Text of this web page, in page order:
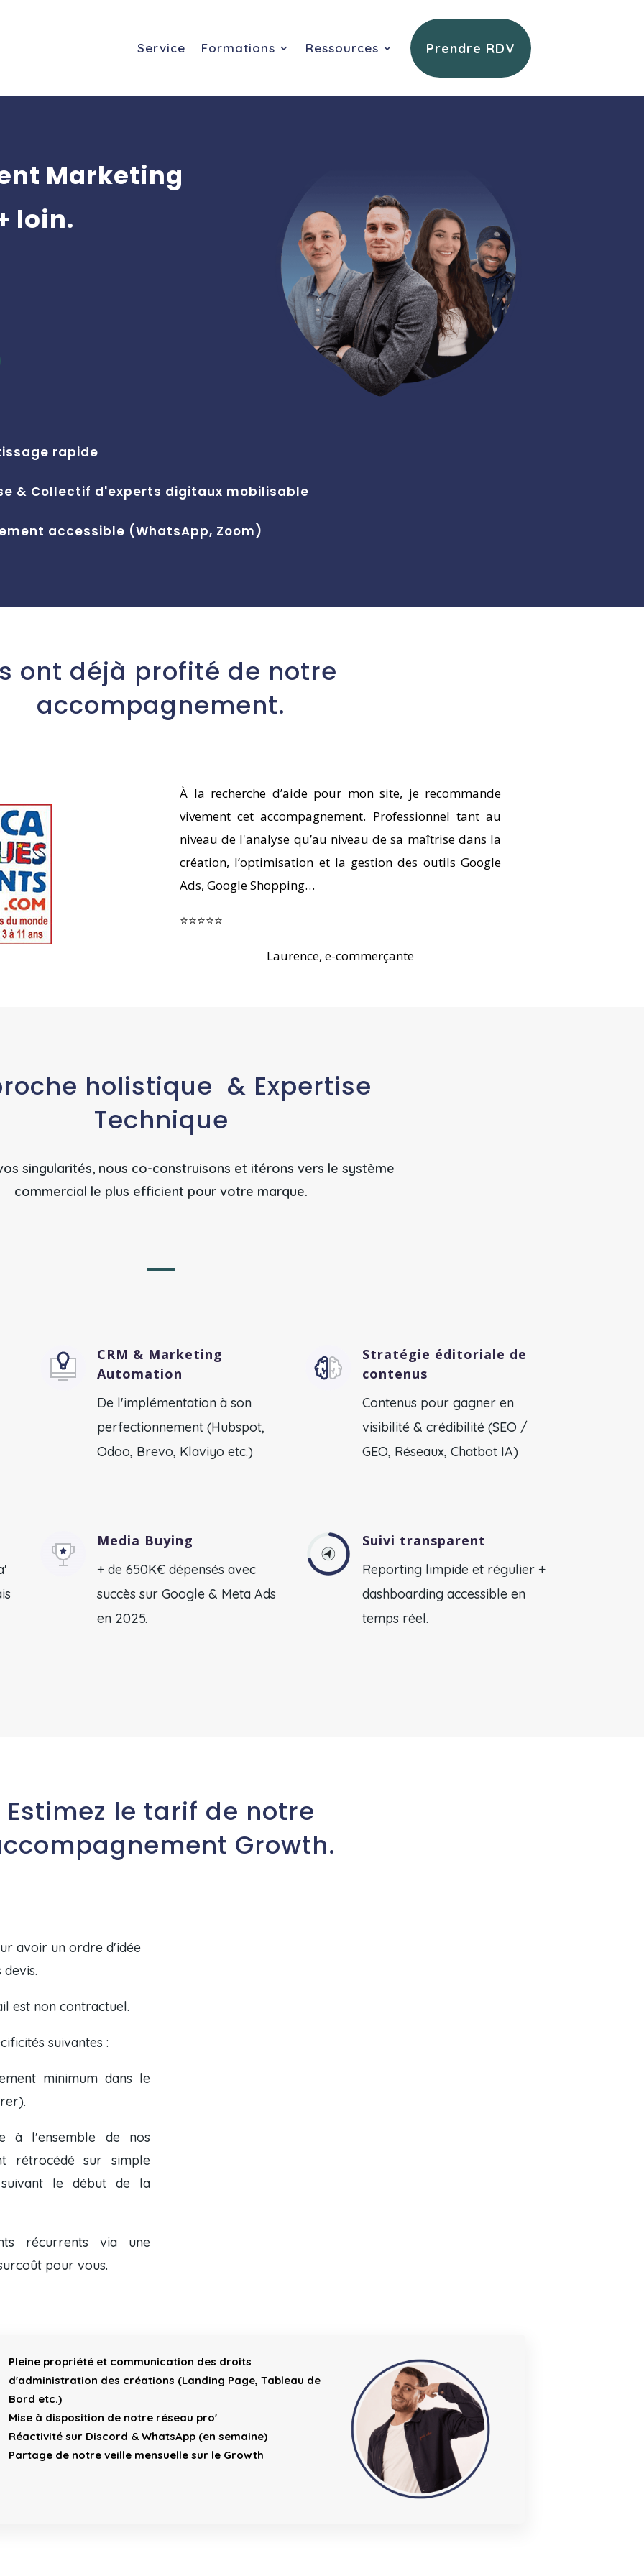
Service Formations Ressources Prendre RDV
Marketing
loin.
rapide
& Collectif d'experts digitaux mobilisable
accessible (WhatsApp, Zoom)
ont déjà profité de notre
accompagnement.
À la recherche d’aide pour mon site, je recommande
vivement cet accompagnement. Professionnel tant au
niveau de l'analyse qu’au niveau de sa maîtrise dans la
création, l’optimisation et la gestion des outils Google
Ads, Google Shopping…
⭐⭐⭐⭐⭐
Laurence, e-commerçante
holistique & Expertise
Technique
singularités, nous co-construisons et itérons vers le système
commercial le plus efficient pour votre marque.
CRM & Marketing
Automation
De l'implémentation à son
perfectionnement (Hubspot,
Odoo, Brevo, Klaviyo etc.)
Stratégie éditoriale de
contenus
Contenus pour gagner en
visibilité & crédibilité(SEO /
GEO, Réseaux, Chatbot IA)
Media Buying
+ de 650K€ dépensés avec
succès sur Google & Meta Ads
en 2025.
Suivi transparent
Reporting limpide et régulier +
dashboarding accessible en
temps réel.
Estimez le tarif de notre
Growth.
avoir un ordre d'idée
est non contractuel.
suivantes :
minimum dans le
.
à l'ensemble de nos
rétrocédésur simple
le début de la
récurrents via une
pour vous.
Pleine propriété et communication des droits
d'administration des créations (Landing Page, Tableau de
Bord etc.)
Mise à disposition de notre réseau pro'
Réactivité sur Discord & WhatsApp (en semaine)
Partage de notre veille mensuelle sur le Growth